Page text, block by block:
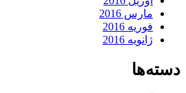
مارس 2016
فوریه 2016
ژانویه 2016
دسته‌ها